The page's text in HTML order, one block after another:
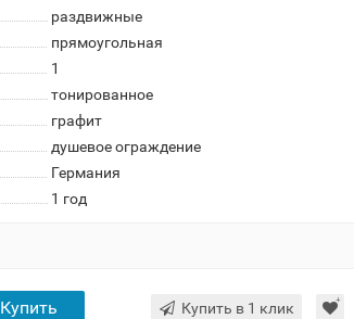
раздвижные
прямоугольная
1
тонированное
графит
душевое ограждение
Германия
1 год
Купить Купить в 1 клик